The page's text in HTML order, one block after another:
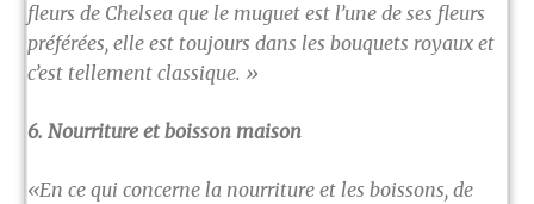
fleurs de Chelsea que le muguet est l’une de ses fleurs
préférées, elle est toujours dans les bouquets royaux et
c’est tellement classique. »
6. Nourriture et boisson maison
«En ce qui concerne la nourriture et les boissons, de